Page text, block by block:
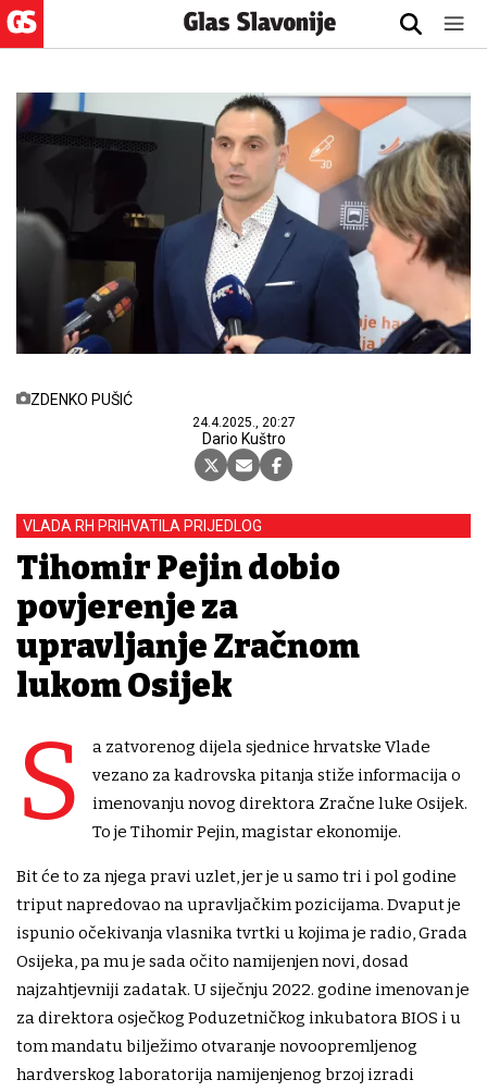
ZDENKO PUŠIĆ
24.4.2025., 20:27
Dario Kuštro
VLADA RH PRIHVATILA PRIJEDLOG
Tihomir Pejin dobio
povjerenje za
upravljanje Zračnom
lukom Osijek
S
a zatvorenog dijela sjednice hrvatske Vlade
vezano za kadrovska pitanja stiže informacija o
imenovanju novog direktora Zračne luke Osijek.
To je Tihomir Pejin, magistar ekonomije.
Bit će to za njega pravi uzlet, jer je u samo tri i pol godine
triput napredovao na upravljačkim pozicijama. Dvaput je
ispunio očekivanja vlasnika tvrtki u kojima je radio, Grada
Osijeka, pa mu je sada očito namijenjen novi, dosad
najzahtjevniji zadatak. U siječnju 2022. godine imenovan je
za direktora osječkog Poduzetničkog inkubatora BIOS i u
tom mandatu bilježimo otvaranje novoopremljenog
hardverskog laboratorija namijenjenog brzoj izradi